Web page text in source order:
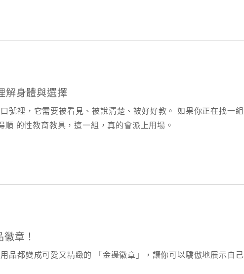
解身體與選擇
號裡，它需要被看見、被說清楚、被好好教。 如果你正在找一組
的性教育教具，這一組，真的會派上用場。
章！
品都變成可愛又精緻的 「金邊徽章」，讓你可以驕傲地展示自己